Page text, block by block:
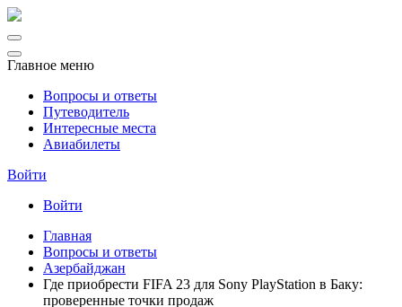
Главное меню
Вопросы и ответы
Путеводитель
Интересные места
Авиабилеты
Войти
Войти
Главная
Вопросы и ответы
Азербайджан
Где приобрести FIFA 23 для Sony PlayStation в Баку:
проверенные точки продаж